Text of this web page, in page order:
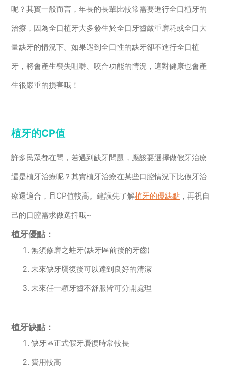
呢？其實一般而言，年長的長輩比較常需要進行全口植牙的
治療，因為全口植牙大多發生於全口牙齒嚴重磨耗或全口大
量缺牙的情況下。如果遇到全口性的缺牙卻不進行全口植
牙，將會產生喪失咀嚼、咬合功能的情況，這對健康也會產
生很嚴重的損害哦！
植牙的CP值
許多民眾都在問，若遇到缺牙問題，應該要選擇做假牙治療
還是植牙治療呢？其實植牙治療在某些口腔情況下比假牙治
療還適合，且CP值較高。建議先了解植牙的優缺點 ，再視自
己的口腔需求做選擇哦~
植牙優點：
無須修磨之蛀牙(缺牙區前後的牙齒)
未來缺牙贗復後可以達到良好的清潔
未來任一顆牙齒不舒服皆可分開處理
植牙缺點：
缺牙區正式假牙贗復時常較長
費用較高